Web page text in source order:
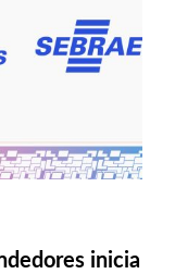
inicia